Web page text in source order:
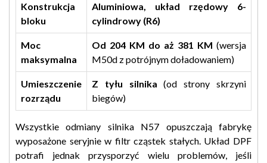
Konstrukcja
bloku
Aluminiowa, układ rzędowy 6-
cylindrowy (R6)
Moc
maksymalna
Od 204 KM do aż 381 KM (wersja
M50d z potrójnym doładowaniem)
Umieszczenie
rozrządu
Z tyłu silnika (od strony skrzyni
biegów)
Wszystkie odmiany silnika N57 opuszczają fabrykę
wyposażone seryjnie w filtr cząstek stałych. Układ DPF
potrafi jednak przysporzyć wielu problemów, jeśli